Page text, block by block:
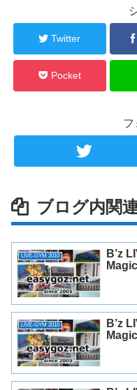
Twitter
Pocket
フ
ブログ内関
LIVE-GYM 2010
B’z
LIVE-GYM 2010
B’z